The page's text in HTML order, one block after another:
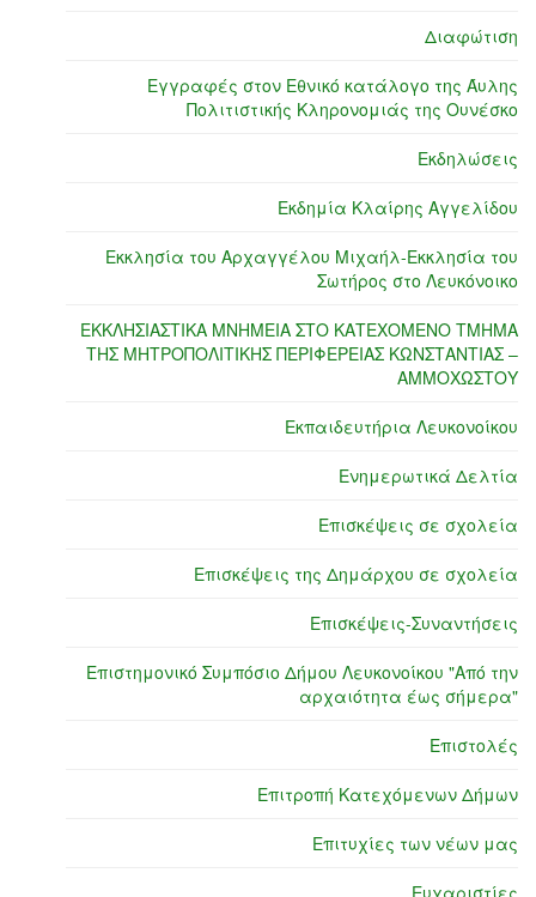
Διαφώτιση
Εγγραφές στον Εθνικό κατάλογο της Άυλης
Πολιτιστικής Κληρονομιάς της Ουνέσκο
Εκδηλώσεις
Εκδημία Κλαίρης Αγγελίδου
Εκκλησία του Αρχαγγέλου Μιχαήλ-Εκκλησία του
Σωτήρος στο Λευκόνοικο
ΕΚΚΛΗΣΙΑΣΤΙΚΑ ΜΝΗΜΕΙΑ ΣΤΟ ΚΑΤΕΧΟΜΕΝΟ ΤΜΗΜΑ
ΤΗΣ ΜΗΤΡΟΠΟΛΙΤΙΚΗΣ ΠΕΡΙΦΕΡΕΙΑΣ ΚΩΝΣΤΑΝΤΙΑΣ –
ΑΜΜΟΧΩΣΤΟΥ
Εκπαιδευτήρια Λευκονοίκου
Ενημερωτικά Δελτία
Επισκέψεις σε σχολεία
Επισκέψεις της Δημάρχου σε σχολεία
Επισκέψεις-Συναντήσεις
Επιστημονικό Συμπόσιο Δήμου Λευκονοίκου "Από την
αρχαιότητα έως σήμερα"
Επιστολές
Επιτροπή Κατεχόμενων Δήμων
Επιτυχίες των νέων μας
Ευχαριστίες